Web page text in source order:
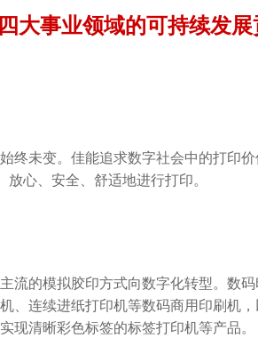
大事业领域的可持续发
未变。佳能追求数字社会中的打印
心、安全、舒适地进行打印。
流的模拟胶印方式向数字化转型。数
、连续进纸打印机等数码商用印刷机
清晰彩色标签的标签打印机等产品。